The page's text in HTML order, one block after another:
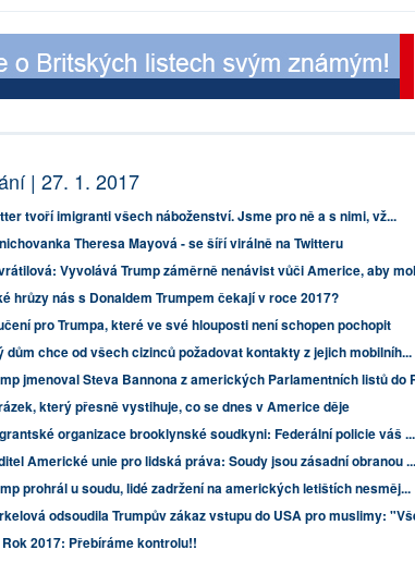
| 27. 1. 2017
tvoří imigranti všech náboženství. Jsme pro ně a s nimi, vž...
Theresa Mayová - se šíří virálně na Twitteru
Vyvolává Trump záměrně nenávist vůči Americe, aby
hrůzy nás s Donaldem Trumpem čekají v roce 2017?
pro Trumpa, které ve své hlouposti není schopen pochopit
dům chce od všech cizinců požadovat kontakty z jejich mobilníh...
jmenoval Steva Bannona z amerických Parlamentních listů do
který přesně vystihuje, co se dnes v Americe děje
organizace brooklynské soudkyni: Federální policie váš ...
Americké unie pro lidská práva: Soudy jsou zásadní obranou ...
prohrál u soudu, lidé zadržení na amerických letištích nesměj...
odsoudila Trumpův zákaz vstupu do USA pro muslimy:
Rok 2017: Přebíráme kontrolu!!